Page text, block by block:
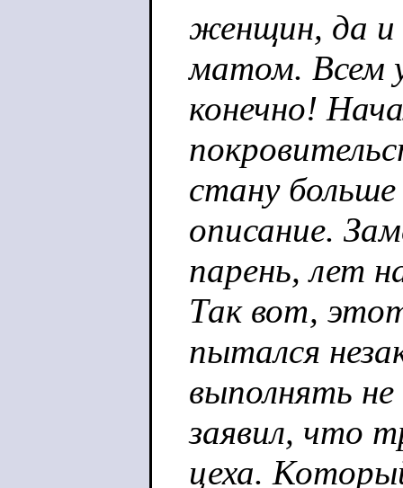
женщин, да и
матом. Всем
конечно!
стану
описание.
парень, лет
Так вот,
пытался
выполнять
заявил, что
цеха.